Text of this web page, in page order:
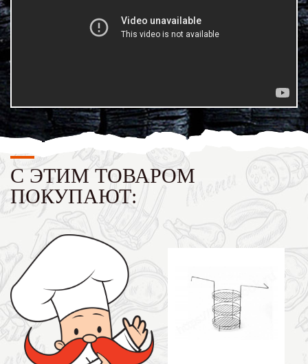
С ЭТИМ ТОВАРОМ
ПОКУПАЮТ: